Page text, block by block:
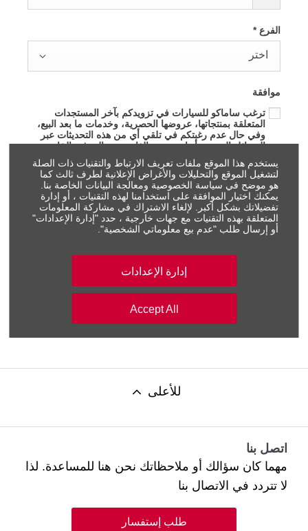
يستخدم هذا الموقع ملفات تعريف الارتباط والتقنيات ذات الصلة
لتشغيل الموقع والتحليلات والأغراض الإعلانية لطرف ثالث كما
هو موضح في سياسة الخصوصية ومعالجة البيانات الخاصة بنا.
يمكنك اختيار الموافقة على استخدامنا لهذه التقنيات ، أو إدارة
تفضيلاتك بشكل أكبر. لإلغاء الاشتراك في مشاركة المعلومات
المتعلقة بهذه التقنيات مع جهات خارجية ، حدد "إدارة الإعدادات"
أو إرسال طلب "عدم بيع معلوماتي الشخصية".
إدارة الإعدادات
Accept All
الفرع*
اختر
موافقة
ترغب ساماكو للسيارات في تزويدكم بآخر المستجدات
المتعلقة بمنتجاتها، عروضها الحصرية، وخدمات ما بعد البيع،
وفي حال عدم رغبتكم في تلقي أي من هذه التحديثات عبر
الوسائل المحددة أدناه، يرجى إلغاء تحديد المرفق الخاص.
*
وبموجب هذه الموافقة، أقر بأنني اطلعت على إشعار
الخصوصية الخاص بساماكو للسيارات، وأوافق صراحة على
معالجة بياناتي الشخصية لأغراض قياس رضا العملاء،
وتحسين الخدمات، والأغراض النظامية الأخرى الموضحة في
الإشعار، سواء تم ذلك داخل الشركة أو من خلال أطراف
للأعلى
اتصل بنا
مهما كان سؤالك أو ملاحظاتك نحن هنا للمساعدة. لذا
لا تتردد في الاتصال بنا
طلب إستفسار